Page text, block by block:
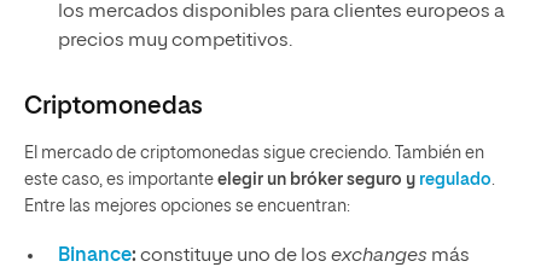
los mercados disponibles para clientes europeos a
precios muy competitivos.
Criptomonedas
El mercado de criptomonedas sigue creciendo. También en
este caso, es importante elegir un bróker seguro y regulado
Entre las mejores opciones se encuentran:
Binance: constituye uno de los exchanges más